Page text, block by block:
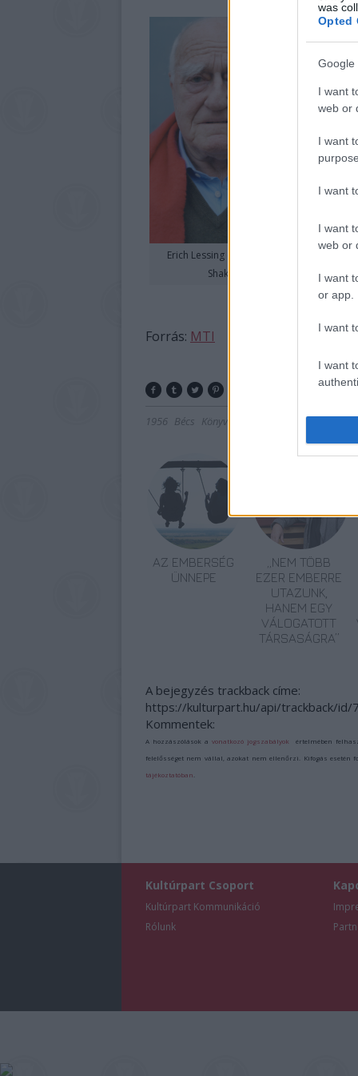
was
Opted
Google
I want
web or
I want
I want
I want
web or
I want
or app.
I want
I want
Erich Lessing (Fotó: Daniel
Shaked)
A
Erich
évek
Forrás: MTI
1956 Bécs Könyvtár Képző
AZ EMBERSÉG
ÜNNEPE
„NEM TÖBB
EZER EMBERRE
UTAZUNK,
HANEM EGY
VÁLOGATOTT
TÁRSASÁGRA”
A bejegyzés trackback címe:
https://kulturpart.hu/api/trackback/id/
Kommentek:
A hozzászólások avonatkozó jogszabályok értelmében
felelősséget nem vállal, azokat nem ellenőrzi. Kifogás esetén
tájékoztatóban
Kultúrpart Csoport
Kultúrpart Kommunikáció
Rólunk